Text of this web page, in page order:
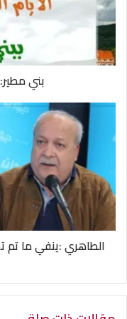
بني
الطاهري :ينفي ما تم